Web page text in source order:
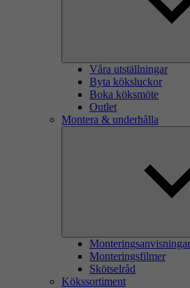
Våra utställningar
Byta köksluckor
Boka köksmöte
Outlet
Montera & underhålla
Monteringsanvisningar
Monteringsfilmer
Skötselråd
Kökssortiment